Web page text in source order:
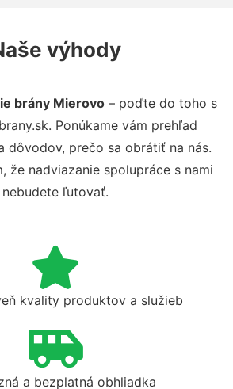
výhody
brány Mierovo – poďte do toho s
Ponúkame vám prehľad
dôvodov, prečo sa obrátiť na nás.
že nadviazanie spolupráce s nami
nebudete ľutovať.
kvality produktov a služieb
a bezplatná obhliadka